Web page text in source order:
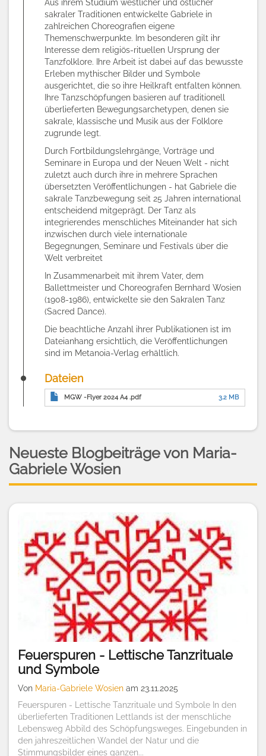
Aus ihrem Studium westlicher und östlicher
sakraler Traditionen entwickelte Gabriele in
zahlreichen Choreografien eigene
Themenschwerpunkte. Im besonderen gilt ihr
Interesse dem religiös-rituellen Ursprung der
Tanzfolklore. Ihre Arbeit ist dabei auf das bewusste
Erleben mythischer Bilder und Symbole
ausgerichtet, die so ihre Heilkraft entfalten können.
Ihre Tanzschöpfungen basieren auf traditionell
überlieferten Bewegungsarchetypen, denen sie
sakrale, klassische und Musik aus der Folklore
zugrunde legt.
Durch Fortbildungslehrgänge, Vorträge und
Seminare in Europa und der Neuen Welt - nicht
zuletzt auch durch ihre in mehrere Sprachen
übersetzten Veröffentlichungen - hat Gabriele die
sakrale Tanzbewegung seit 25 Jahren international
entscheidend mitgeprägt. Der Tanz als
integrierendes menschliches Miteinander hat sich
inzwischen durch viele internationale
Begegnungen, Seminare und Festivals über die
Welt verbreitet
In Zusammenarbeit mit ihrem Vater, dem
Ballettmeister und Choreografen Bernhard Wosien
(1908-1986), entwickelte sie den Sakralen Tanz
(Sacred Dance).
Die beachtliche Anzahl ihrer Publikationen ist im
Dateianhang ersichtlich, die Veröffentlichungen
sind im Metanoia-Verlag erhältlich.
Dateien
MGW -Flyer 2024 A4 .pdf 3.2 MB
Neueste Blogbeiträge von Maria-
Gabriele Wosien
Feuerspuren - Lettische Tanzrituale
und Symbole
Von Maria-Gabriele Wosien am 23.11.2025
Feuerspuren - Lettische Tanzrituale und Symbole In den
überlieferten Traditionen Lettlands ist der menschliche
Lebensweg Abbild des Schöpfungsweges. Eingebunden in
den jahreszeitlichen Wandel der Natur und die
Stimmungsbilder eines ganzen...